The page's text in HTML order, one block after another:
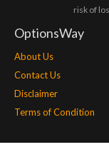
risk of
OptionsWay
About Us
Contact Us
Disclaimer
Terms of Condition